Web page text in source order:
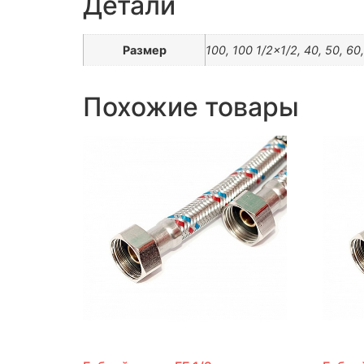
Размер 100, 100 1/2×1/2, 40, 50,
Похожие товары